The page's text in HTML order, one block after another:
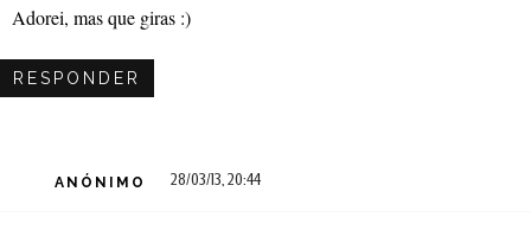
Adorei, mas que giras :)
RESPONDER
ANÓNIMO 28/03/13, 20:44